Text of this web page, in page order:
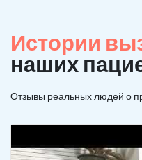
Истории
наших
Отзывы реальных людей о